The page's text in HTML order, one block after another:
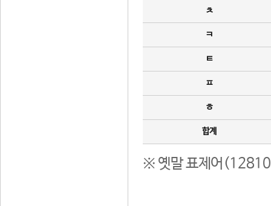
ㅊ
ㅋ
ㅌ
ㅍ
ㅎ
합계
※ 옛말 표제어(12810